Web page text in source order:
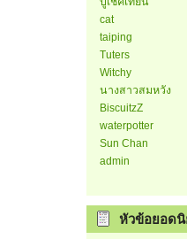
cat
taiping
Tuters
Witchy
นางสาวสมหวัง
BiscuitzZ
waterpotter
Sun Chan
admin
หัวข้อยอดนิ